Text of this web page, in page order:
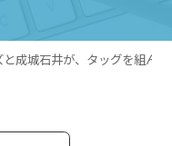
成城石井が、タッグを組ん